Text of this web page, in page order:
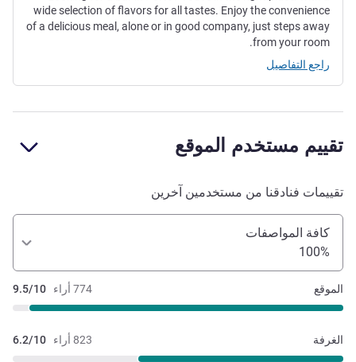
wide selection of flavors for all tastes. Enjoy the convenience
of a delicious meal, alone or in good company, just steps away
from your room.
راجع التفاصيل
تقييم مستخدم الموقع
تقييمات فنادقنا من مستخدمين آخرين
كافة المواصفات
100%
774 أراء 9.5/10 الموقع
823 أراء 6.2/10 الغرفة